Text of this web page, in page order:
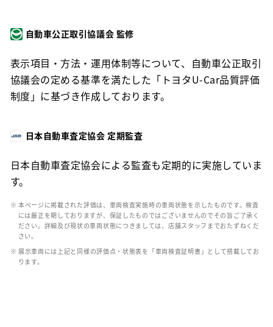
自動車公正取引協議会 監修
表示項目・方法・運用体制等について、自動車公正取引
協議会の定める基準を満たした「トヨタU-Car品質評価
制度」に基づき作成しております。
日本自動車査定協会 定期監査
日本自動車査定協会による監査も定期的に実施していま
す。
※ 本ページに掲載された評価は、車両検査実施時の車両状態を示したものです。検査
には厳正を期しておりますが、保証したものではございませんのでその旨ご了承く
ださい。詳細及び現状の車両状態につきましては、店舗スタッフまでおたずねくだ
さい。
※ 展示車両には上記と同様の評価点・状態表を「車両検査証明書」として搭載してお
ります。